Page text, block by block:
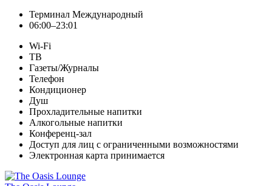
Терминал Международный
06:00–23:01
Wi-Fi
ТВ
Газеты/Журналы
Телефон
Кондиционер
Душ
Прохладительные напитки
Алкогольные напитки
Конференц-зал
Доступ для лиц с ограниченными возможностями
Электронная карта принимается